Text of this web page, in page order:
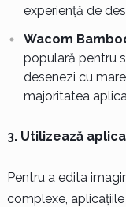
experiență de
Wacom
populară pentru
desenezi cu
majoritatea
3. Utilizează
Pentru a edita
complexe,